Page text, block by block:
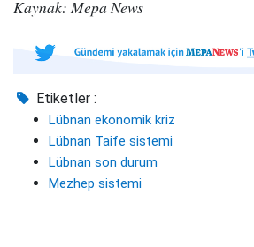
Kaynak: Mepa News
Etiketler :
Lübnan ekonomik kriz
Lübnan Taife sistemi
Lübnan son durum
Mezhep sistemi